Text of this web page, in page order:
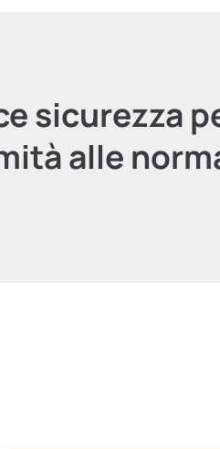
sicurezza
alle